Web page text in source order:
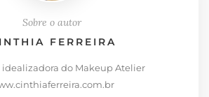
Sobre o autor
FERREIRA
idealizadora do Makeup Atelier